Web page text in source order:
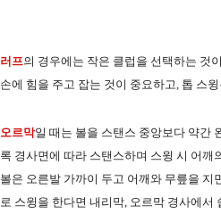
러프의 경우에는 작은 클럽을 선택하는 것
손에 힘을 주고 잡는 것이 중요하고, 톱 스
오르막일 때는 볼을 스탠스 중앙보다 약간
록 경사면에 따라 스탠스하며 스윙 시 어
볼은 오른발 가까이 두고 어깨와 무릎을
로 스윙을 한다면 내리막, 오르막 경사에서